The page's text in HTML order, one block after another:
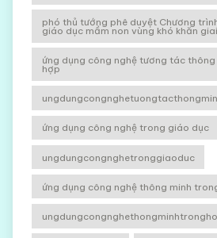
phó thủ tướng phê duyệt Chương
giáo dục mầm non vùng khó khăn
ứng dụng công nghệ tương tác
hợp
ứng dụng công nghệ trong giáo dục
ungdungcongnghetronggiaoduc
ứng dụng công nghệ thông minh